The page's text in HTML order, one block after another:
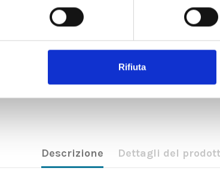
Rifiuta
Descrizione Dettagli del